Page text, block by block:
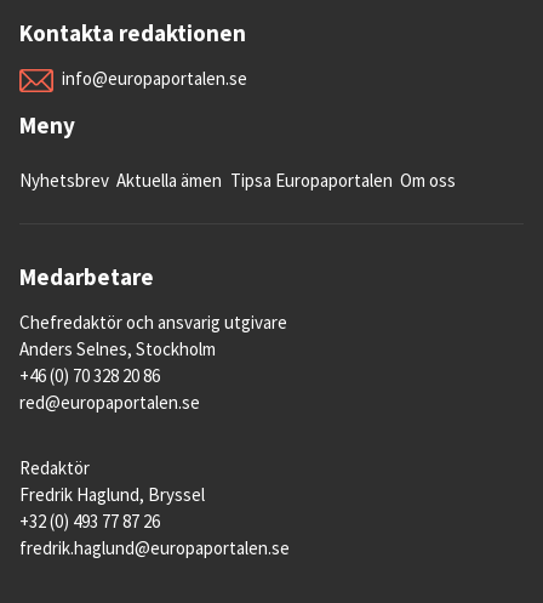
Kontakta redaktionen
info@europaportalen.se
Meny
Nyhetsbrev Aktuella ämen Tipsa Europaportalen Om oss
Medarbetare
Chefredaktör och ansvarig utgivare
Anders Selnes, Stockholm
+46 (0) 70 328 20 86
red@europaportalen.se
Redaktör
Fredrik Haglund, Bryssel
+32 (0) 493 77 87 26
fredrik.haglund@europaportalen.se